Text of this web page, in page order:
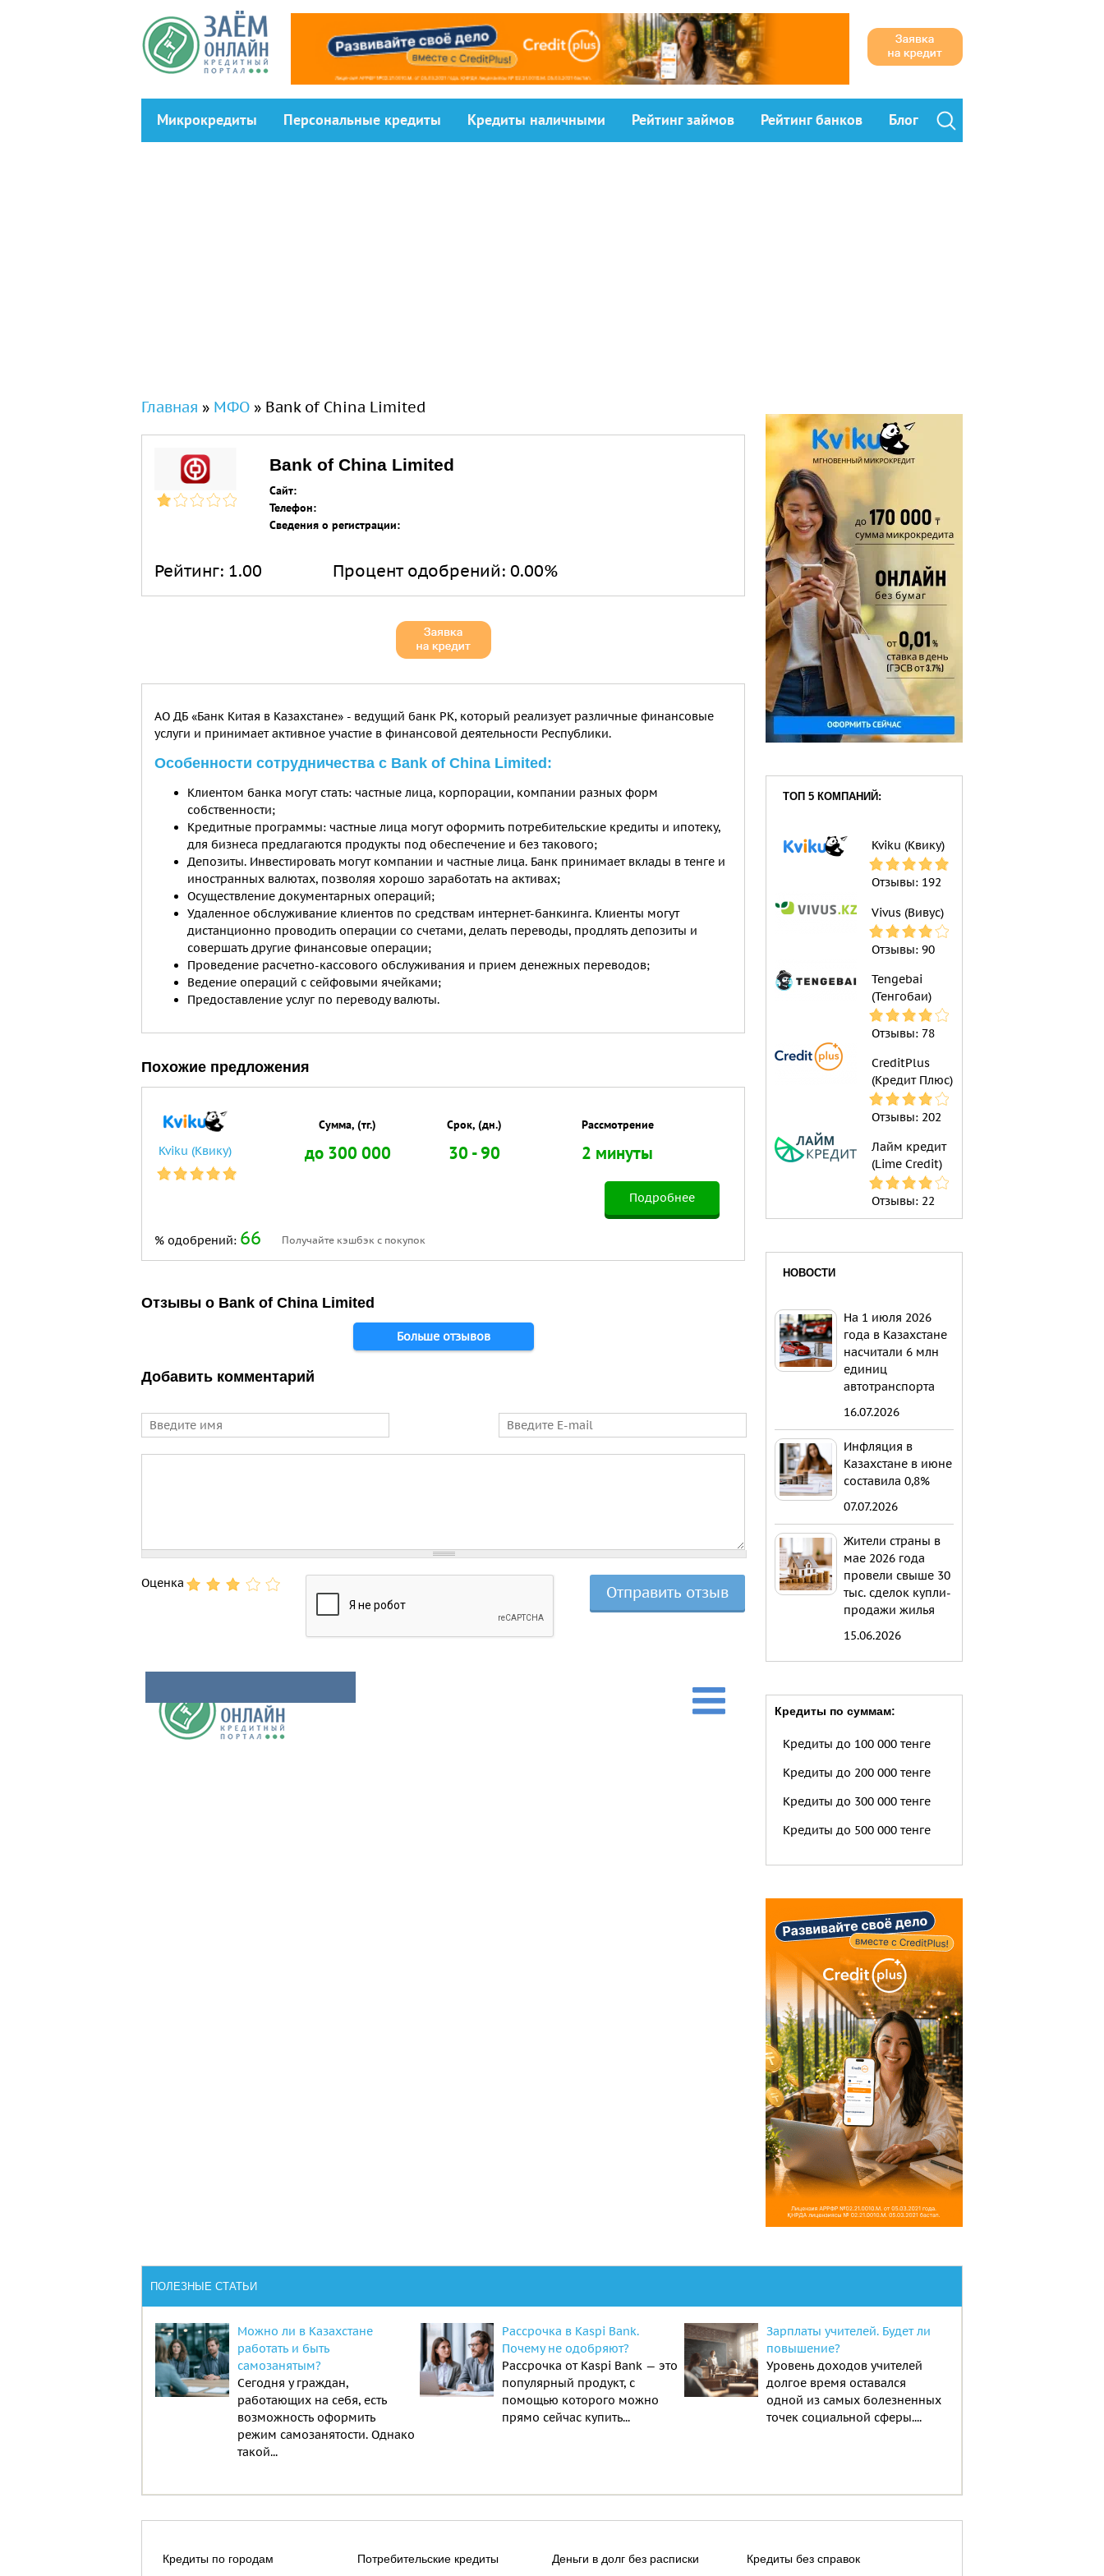
Микрокредиты Персональныe кредиты Кредиты наличными Рейтинг займов Рейтинг банков Блог
Вы здесь
Главная » МФО » Bank of China Limited
Bank of China Limited
Сайт:
Телефон:
Сведения о регистрации:
Рейтинг: 1.00 Процент одобрений: 0.00%
АО ДБ «Банк Китая в Казахстане» - ведущий банк РК, который реализует различные финансовые
услуги и принимает активное участие в финансовой деятельности Республики.
Особенности сотрудничества с Bank of China Limited:
Клиентом банка могут стать: частные лица, корпорации, компании разных форм
собственности;
Кредитные программы: частные лица могут оформить потребительские кредиты и ипотеку,
для бизнеса предлагаются продукты под обеспечение и без такового;
Депозиты. Инвестировать могут компании и частные лица. Банк принимает вклады в тенге и
иностранных валютах, позволяя хорошо заработать на активах;
Осуществление документарных операций;
Удаленное обслуживание клиентов по средствам интернет-банкинга. Клиенты могут
дистанционно проводить операции со счетами, делать переводы, продлять депозиты и
совершать другие финансовые операции;
Проведение расчетно-кассового обслуживания и прием денежных переводов;
Ведение операций с сейфовыми ячейками;
Предоставление услуг по переводу валюты.
Похожие предложения
Kviku (Квику)
% одобрений: 66
Сумма, (тг.)
до 300 000
Срок, (дн.)
30 - 90
Рассмотрение
2 минуты
Получайте кэшбэк с покупок
Подробнее
Отзывы о Bank of China Limited
Больше отзывов
Добавить комментарий
Имя E-mail
Оценка
ТОП 5 КОМПАНИЙ:
Kviku (Квику)
Отзывы: 192
Vivus (Вивус)
Отзывы: 90
Tengebai
(Тенгобаи)
Отзывы: 78
CreditPlus
(Кредит Плюс)
Отзывы: 202
Лайм кредит
(Lime Credit)
Отзывы: 22
НОВОСТИ
На 1 июля 2026
года в Казахстане
насчитали 6 млн
единиц
автотранспорта
16.07.2026
Инфляция в
Казахстане в июне
составила 0,8%
07.07.2026
Жители страны в
мае 2026 года
провели свыше 30
тыс. сделок купли-
продажи жилья
15.06.2026
Кредиты по суммам:
Кредиты до 100 000 тенге
Кредиты до 200 000 тенге
Кредиты до 300 000 тенге
Кредиты до 500 000 тенге
ПОЛЕЗНЫЕ СТАТЬИ
Можно ли в Казахстане
работать и быть
самозанятым?
Сегодня у граждан,
работающих на себя, есть
возможность оформить
режим самозанятости. Однако
такой...
Рассрочка в Kaspi Bank.
Почему не одобряют?
Рассрочка от Kaspi Bank — это
популярный продукт, с
помощью которого можно
прямо сейчас купить...
Зарплаты учителей. Будет ли
повышение?
Уровень доходов учителей
долгое время оставался
одной из самых болезненных
точек социальной сферы....
Кредиты по городам Потребительские кредиты Деньги в долг без расписки Кредиты без справок